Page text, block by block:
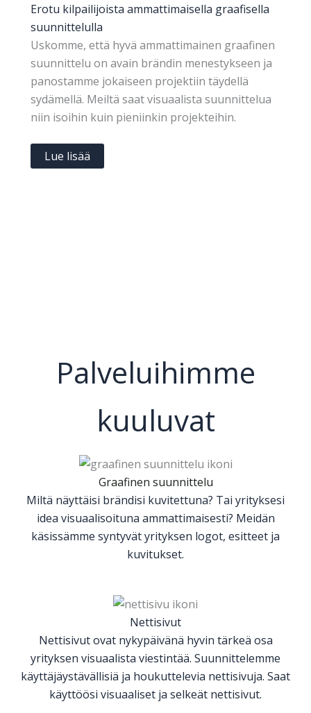
Erotu kilpailijoista ammattimaisella graafisella
suunnittelulla
Uskomme, että hyvä ammattimainen graafinen
suunnittelu on avain brändin menestykseen ja
panostamme jokaiseen projektiin täydellä
sydämellä. Meiltä saat visuaalista suunnittelua
niin isoihin kuin pieniinkin projekteihin.
Lue lisää
Palveluihimme
kuuluvat
Graafinen suunnittelu
Miltä näyttäisi brändisi kuvitettuna? Tai yrityksesi
idea visuaalisoituna ammattimaisesti? Meidän
käsissämme syntyvät yrityksen logot, esitteet ja
kuvitukset.
Nettisivut
Nettisivut ovat nykypäivänä hyvin tärkeä osa
yrityksen visuaalista viestintää. Suunnittelemme
käyttäjäystävällisiä ja houkuttelevia nettisivuja. Saat
käyttöösi visuaaliset ja selkeät nettisivut.